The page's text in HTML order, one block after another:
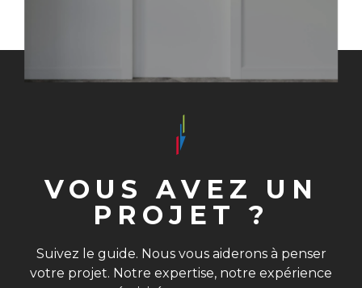
VOUS AVEZ UN
PROJET ?
Suivez le guide. Nous vous aiderons à penser
votre projet. Notre expertise, notre expérience